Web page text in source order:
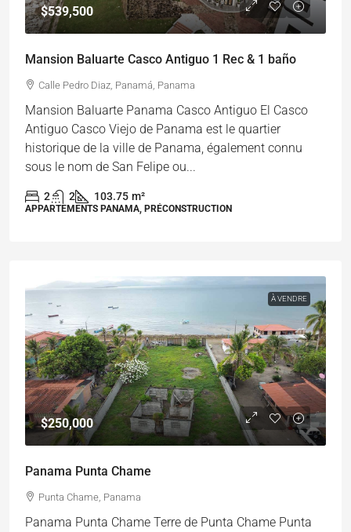
$539,500
Mansion Baluarte Casco Antiguo 1 Rec & 1 baño
Calle Pedro Diaz, Panamá, Panama
Mansion Baluarte Panama Casco Antiguo El Casco
Antiguo Casco Viejo de Panama est le quartier
historique de la ville de Panama, également connu
sous le nom de San Felipe ou...
2 2 103.75 m²
APPARTEMENTS PANAMA, PRÉCONSTRUCTION
À VENDRE
$250,000
Panama Punta Chame
Punta Chame, Panama
Panama Punta Chame Terre de Punta Chame Punta